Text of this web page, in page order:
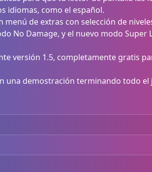
idiomas, como el español.
de extras con selección de
No Damage, y el nuevo modo Super
versión 1.5, completamente gratis
una demostración terminando todo